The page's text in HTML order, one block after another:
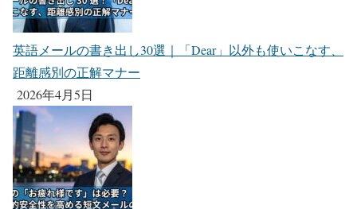
英語メールの書き出し30選｜「Dear」以外も使いこなす、
距離感別の正解マナー
2026年4月5日